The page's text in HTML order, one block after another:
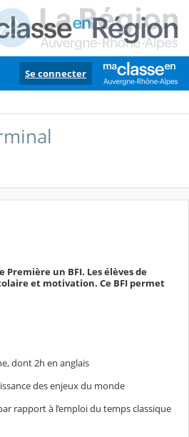
Se connecter
Première un BFI. Les élèves de
et motivation. Ce BFI permet
dont 2h en anglais
des enjeux du monde
rapport à l’emploi du temps classique